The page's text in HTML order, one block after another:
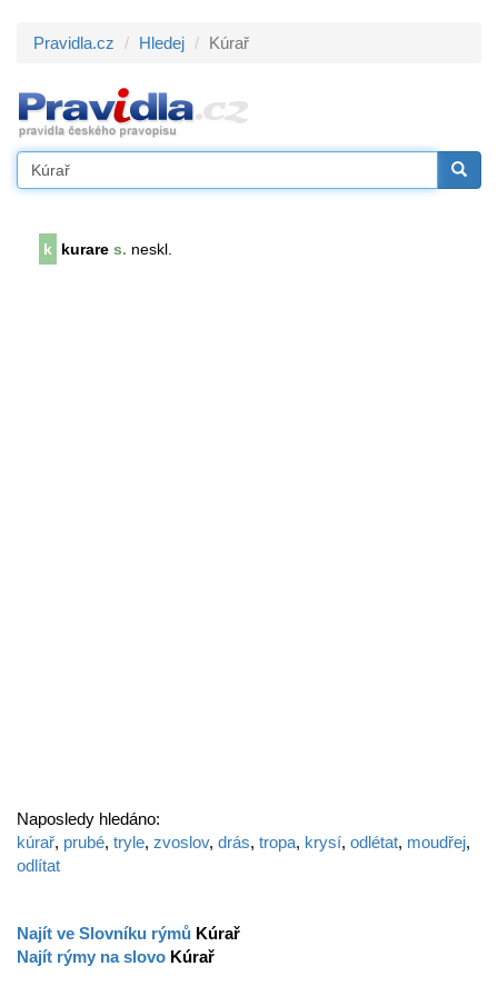
Pravidla.cz Hledej Kúrař
k kurare s. neskl.
Naposledy hledáno:
kúrař, prubé, tryle, zvoslov, drás, tropa, krysí, odlétat, moudřej,
odlítat
Najít ve Slovníku rýmů Kúrař
Najít rýmy na slovo Kúrař